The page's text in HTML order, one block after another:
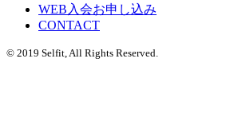
WEB入会お申し込み
CONTACT
© 2019 Selfit, All Rights Reserved.